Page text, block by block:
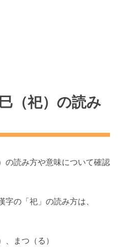
（祀）の読み
の読み方や意味について確認
字の「祀」の読み方は、
、まつ（る）